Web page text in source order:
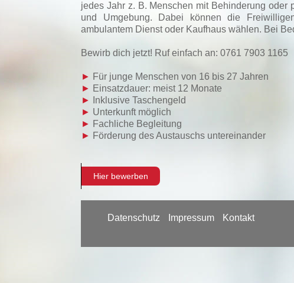
jedes Jahr z. B. Menschen mit Behinderung
und Umgebung. Dabei können die
ambulantem Dienst oder Kaufhaus wählen. Bei
Bewirb dich jetzt! Ruf einfach an: 0761 7903 1165
► Für junge Menschen von 16 bis 27 Jahren
► Einsatzdauer: meist 12 Monate
►
Inklusive Taschengeld
► Unterkunft möglich
► Fachliche Begleitung
► Förderung des Austauschs untereinander
Hier bewerben
Datenschutz Impressum Kontakt